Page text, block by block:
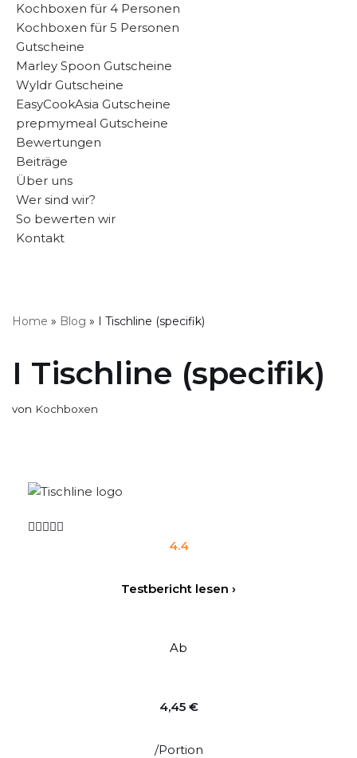
Kochboxen für 4 Personen
Kochboxen für 5 Personen
Gutscheine
Marley Spoon Gutscheine
Wyldr Gutscheine
EasyCookAsia Gutscheine
prepmymeal Gutscheine
Bewertungen
Beiträge
Über uns
Wer sind wir?
So bewerten wir
Kontakt
Home » Blog » I Tischline (specifik)
I Tischline (specifik)
von Kochboxen

4.4
Testbericht lesen ›
Ab
4,45 €
/Portion